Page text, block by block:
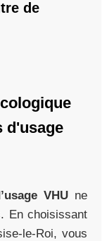
de
d'usage
VHU ne
En choisissant
le-Roi, vous